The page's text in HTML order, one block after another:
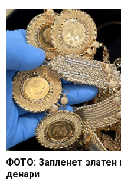
ФОТО: Запленет златен
денари